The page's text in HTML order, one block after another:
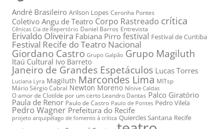
André Brasileiro Arilson Lopes Ceronha Pontes
Coletivo Angu de Teatro Corpo Rastreado crítica
Cênicas Cia de Repertório Daniel Barros Entrevista
Erivaldo Oliveira Fabiana Pirro festival Festival de Curitiba
Festival Recife do Teatro Nacional
Giordano Castro Grupo Galpão Grupo Magiluth
Itaú Cultural Ivo Barreto
Janeiro de Grandes Espetáculos Lucas Torres
Luciana Lyra Magiluth Marcondes Lima MITsp
Mário Sérgio Cabral Newton Moreno Nínive Caldas
O amor de Clotilde por um certo Leandro Dantas Palco Giratório
Paula de Renor Paulo de Castro Paulo de Pontes Pedro Vilela
Pedro Wagner Prefeitura do Recife
projeto arquipélago de fomento à crítica Quiercles Santana Recife